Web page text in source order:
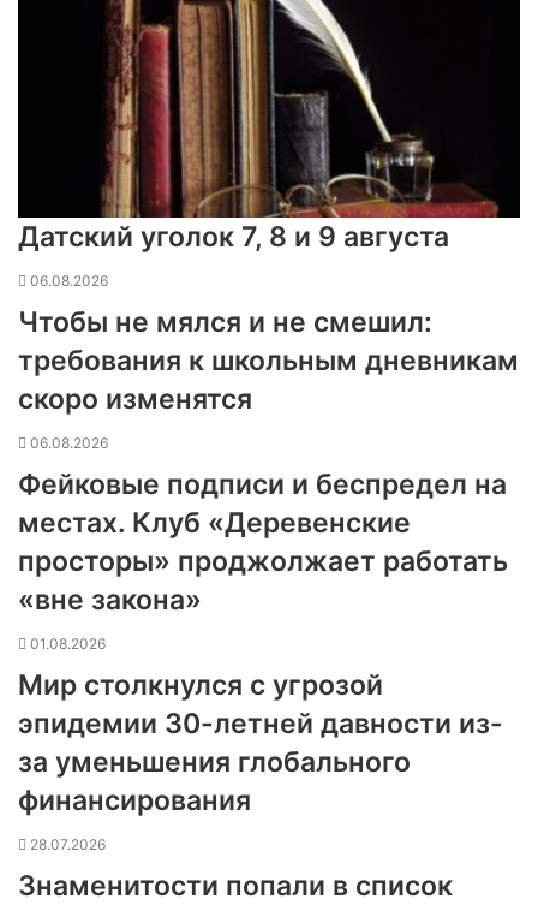
Датский уголок 7, 8 и 9 августа
06.08.2026
Чтобы не мялся и не смешил:
требования к школьным дневникам
скоро изменятся
06.08.2026
Фейковые подписи и беспредел на
местах. Клуб «Деревенские
просторы» проджолжает работать
«вне закона»
01.08.2026
Мир столкнулся с угрозой
эпидемии 30-летней давности из-
за уменьшения глобального
финансирования
28.07.2026
Знаменитости попали в список